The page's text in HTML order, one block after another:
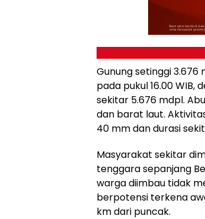
Gunung setinggi
pada pukul 16.00
sekitar 5.676 mdpl.
dan barat laut.
40 mm dan durasi
Masyarakat sekitar
tenggara sepanjang
warga diimbau tidak
berpotensi terkena
km dari puncak.